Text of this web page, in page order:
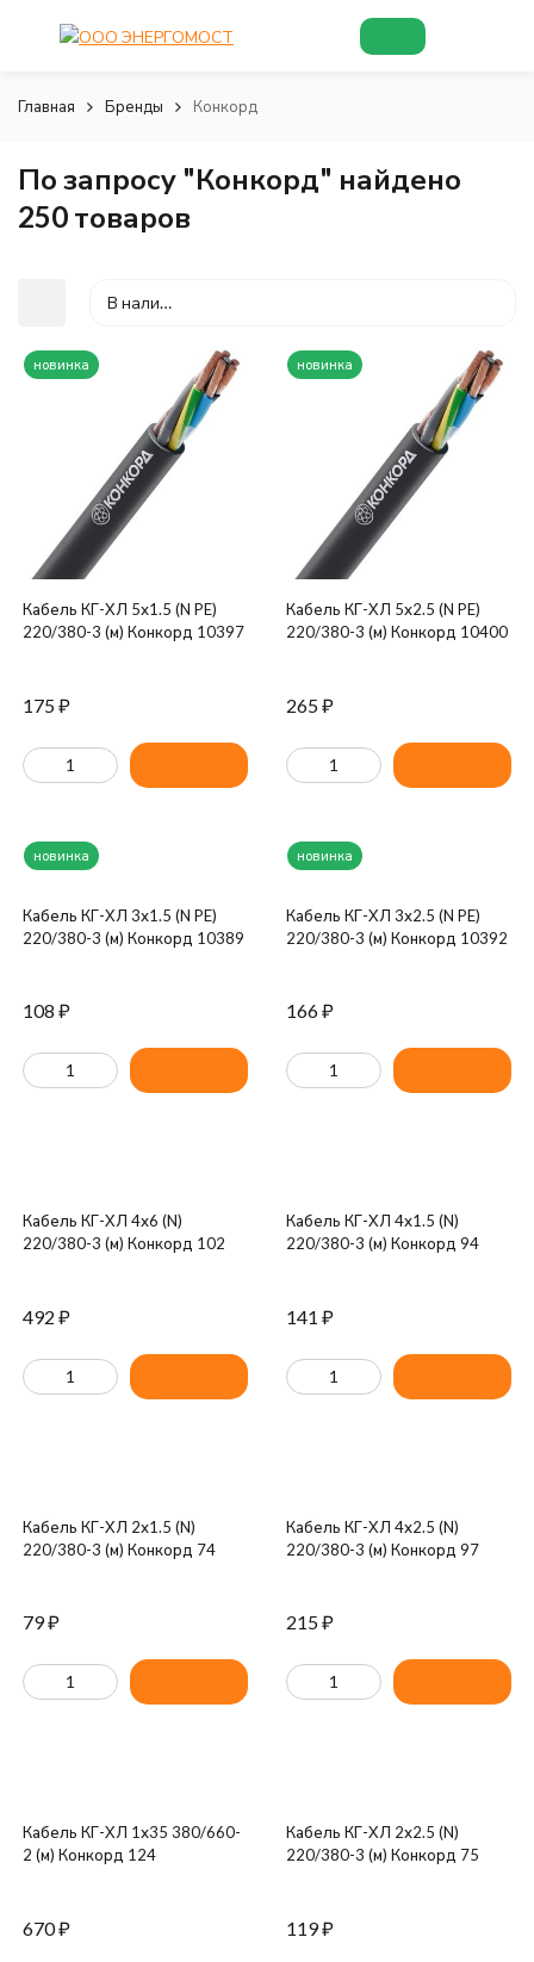
Главная Бренды Конкорд
По запросу "Конкорд" найдено
250 товаров
В наличии
новинка
Кабель КГ-ХЛ 5х1.5 (N PE)
220/380-3 (м) Конкорд 10397
175₽
новинка
Кабель КГ-ХЛ 5х2.5 (N PE)
220/380-3 (м) Конкорд 10400
265₽
новинка
Кабель КГ-ХЛ 3х1.5 (N PE)
220/380-3 (м) Конкорд 10389
108 ₽
новинка
Кабель КГ-ХЛ 3х2.5 (N PE)
220/380-3 (м) Конкорд 10392
166₽
Кабель КГ-ХЛ 4х6 (N)
220/380-3 (м) Конкорд 102
492 ₽
Кабель КГ-ХЛ 4х1.5 (N)
220/380-3 (м) Конкорд 94
141 ₽
Кабель КГ-ХЛ 2х1.5 (N)
220/380-3 (м) Конкорд 74
79₽
Кабель КГ-ХЛ 4х2.5 (N)
220/380-3 (м) Конкорд 97
215₽
Кабель КГ-ХЛ 1х35 380/660-
2 (м) Конкорд 124
670₽
Кабель КГ-ХЛ 2х2.5 (N)
220/380-3 (м) Конкорд 75
119₽